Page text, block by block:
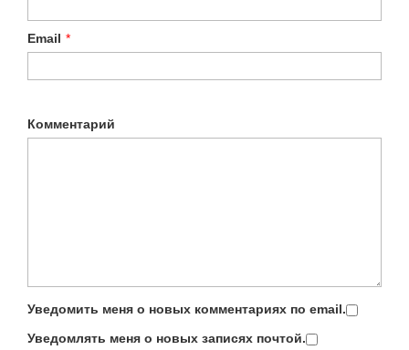
Email *
Комментарий
Уведомить меня о новых комментариях по email.
Уведомлять меня о новых записях почтой.